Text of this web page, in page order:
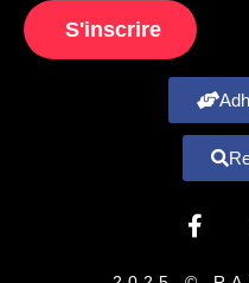
S'inscrire